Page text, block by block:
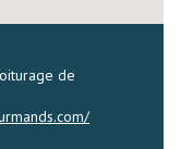
de